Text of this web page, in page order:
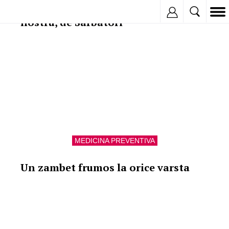
Remedii homeopatice in ajutorul
nostru, de Sarbatori
MEDICINA PREVENTIVA
Un zambet frumos la orice varsta